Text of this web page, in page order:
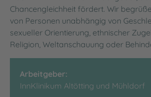
Chancengleichheit fördert. Wir
von Personen unabhängig von
sexueller Orientierung, ethnischer
Religion, Weltanschauung oder
Arbeitgeber:
InnKlinikum Altötting und Mühldorf